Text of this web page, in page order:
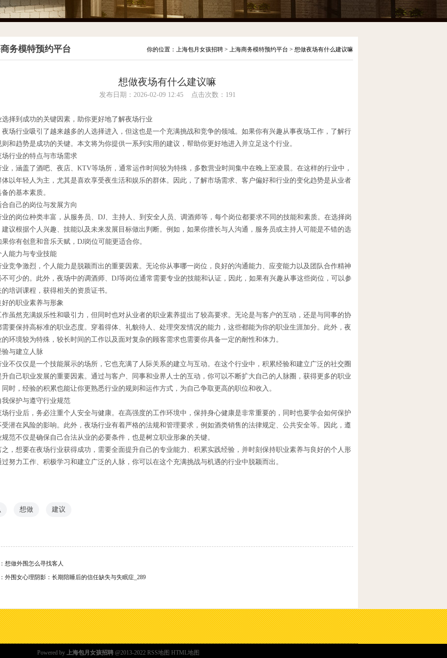
务模特预约平台 你的位置： 上海包月女孩招聘 > 上海商务模特预约平台 > 想做夜场有什么建议嘛
想做夜场有什么建议嘛
发布日期：2026-02-09 12:45 点击次数：191
选择到成功的关键因素，助你更好地了解夜场行业
夜场行业吸引了越来越多的人选择进入，但这也是一个充满挑战和竞争的领域。如果你有兴趣从事夜场工作，了解行
则和趋势是成功的关键。本文将为你提供一系列实用的建议，帮助你更好地进入并立足这个行业。
场行业的特点与市场需求
业，涵盖了酒吧、夜店、KTV等场所，通常运作时间较为特殊，多数营业时间集中在晚上至凌晨。在这样的行业中，
体以年轻人为主，尤其是喜欢享受夜生活和娱乐的群体。因此，了解市场需求、客户偏好和行业的变化趋势是从业者
的基本素质。
合自己的岗位与发展方向
业的岗位种类丰富，从服务员、DJ、主持人、到安全人员、调酒师等，每个岗位都要求不同的技能和素质。在选择岗
建议根据个人兴趣、技能以及未来发展目标做出判断。例如，如果你擅长与人沟通，服务员或主持人可能是不错的选
你有创意和音乐天赋，DJ岗位可能更适合你。
人能力与专业技能
业竞争激烈，个人能力是脱颖而出的重要因素。无论你从事哪一岗位，良好的沟通能力、应变能力以及团队合作精神
不可少的。此外，夜场中的调酒师、DJ等岗位通常需要专业的技能和认证，因此，如果有兴趣从事这些岗位，可以参
的培训课程，获得相关的资质证书。
好的职业素养与形象
作虽然充满娱乐性和吸引力，但同时也对从业者的职业素养提出了较高要求。无论是与客户的互动，还是与同事的协
需要保持高标准的职业态度。穿着得体、礼貌待人、处理突发情况的能力，这些都能为你的职业生涯加分。此外，夜
的环境较为特殊，较长时间的工作以及面对复杂的顾客需求也需要你具备一定的耐性和体力。
验与建立人脉
业不仅仅是一个技能展示的场所，它也充满了人际关系的建立与互动。在这个行业中，积累经验和建立广泛的社交圈
升自己职业发展的重要因素。通过与客户、同事和业界人士的互动，你可以不断扩大自己的人脉圈，获得更多的职业
同时，经验的积累也能让你更熟悉行业的规则和运作方式，为自己争取更高的职位和收入。
我保护与遵守行业规范
场行业后，务必注重个人安全与健康。在高强度的工作环境中，保持身心健康是非常重要的，同时也要学会如何保护
受潜在风险的影响。此外，夜场行业有着严格的法规和管理要求，例如酒类销售的法律规定、公共安全等。因此，遵
规范不仅是确保自己合法从业的必要条件，也是树立职业形象的关键。
之，想要在夜场行业获得成功，需要全面提升自己的专业能力、积累实践经验，并时刻保持职业素养与良好的个人形
过努力工作、积极学习和建立广泛的人脉，你可以在这个充满挑战与机遇的行业中脱颖而出。
想做 建议
想做外围怎么寻找客人
外围女心理阴影：长期陪睡后的信任缺失与失眠症_289
Powered by 上海包月女孩招聘 @2013-2022 RSS地图 HTML地图